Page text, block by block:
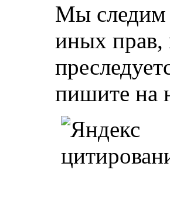
Мы следим
иных прав,
пишите на